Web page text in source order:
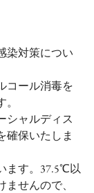
染対策につい
コール消毒を
シャルディス
確保いたしま
ます。37.5℃以
せんので、